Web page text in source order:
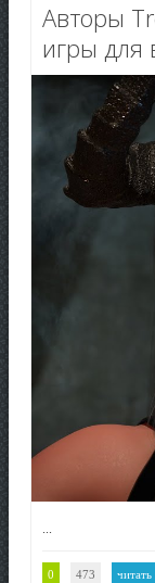
Авторы
игры для
...
0 473